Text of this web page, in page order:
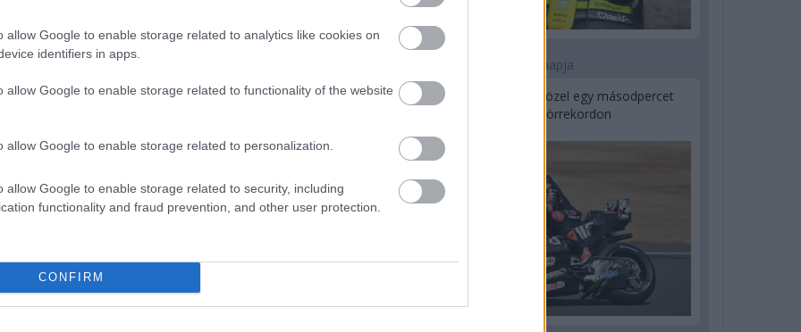
allow Google to enable storage related to analytics like cookies on
identifiers in apps.
allow Google to enable storage related to functionality of the website
allow Google to enable storage related to personalization.
allow Google to enable storage related to security, including
functionality and fraud prevention, and other user protection.
CONFIRM
1 napja
MotoGP: Bezzecchi közel egy másodpercet
javított a körrekordon